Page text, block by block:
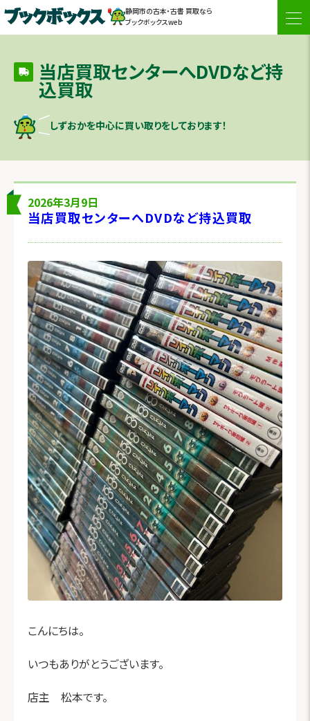
静岡市の古本・古書 買取なら
ブックボックスweb
当店買取センターへDVDなど持
込買取
しずおかを中心に買い取りをしております！
2026年3月9日
当店買取センターへDVDなど持込買取
こんにちは。
いつもありがとうございます。
店主 松本です。